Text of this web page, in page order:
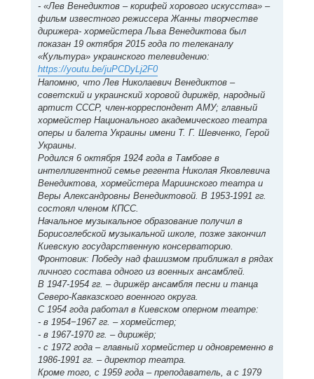
- «Лев Венедиктов – корифей хорового искусства» –
фильм известного режиссера Жанны творчестве
дирижера- хормейстера Льва Венедиктова был
показан 19 октября 2015 года по телеканалу
«Культура» украинского телевидению:
https://youtu.be/juPCDyLj2F0
Напомню, что Лев Николаевич Венедиктов –
советский и украинский хоровой дирижёр, народный
артист СССР, член-корреспондент АМУ; главный
хормейстер Национального академического театра
оперы и балета Украины имени Т. Г. Шевченко, Герой
Украины.
Родился 6 октября 1924 года в Тамбове в
интеллигентной семье регента Николая Яковлевича
Венедиктова, хормейстера Мариинского театра и
Веры Александровны Венедиктовой. В 1953-1991 гг.
состоял членом КПСС.
Начальное музыкальное образование получил в
Борисоглебской музыкальной школе, позже закончил
Киевскую государственную консерваторию.
Фронтовик: Победу над фашизмом приближал в рядах
личного состава одного из военных ансамблей.
В 1947-1954 гг. – дирижёр ансамбля песни и танца
Северо-Кавказского военного округа.
С 1954 года работал в Киевском оперном театре:
- в 1954−1967 гг. – хормейстер;
- в 1967-1970 гг. – дирижёр;
- с 1972 года – главный хормейстер и одновременно в
1986-1991 гг. – директор театра.
Кроме того, с 1959 года – преподаватель, а с 1979